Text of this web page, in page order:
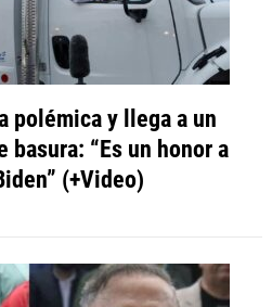
polémica y llega a un
“Es un honor a
(+Video)